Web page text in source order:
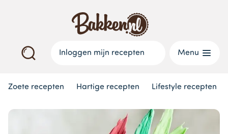
Inloggen mijn recepten Menu
Zoete recepten Hartige recepten Lifestyle recepten